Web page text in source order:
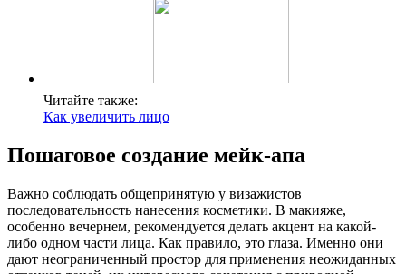
Читайте также:
Как увеличить лицо
Пошаговое создание мейк-апа
Важно соблюдать общепринятую у визажистов
последовательность нанесения косметики. В макияже,
особенно вечернем, рекомендуется делать акцент на какой-
либо одном части лица. Как правило, это глаза. Именно они
дают неограниченный простор для применения неожиданных